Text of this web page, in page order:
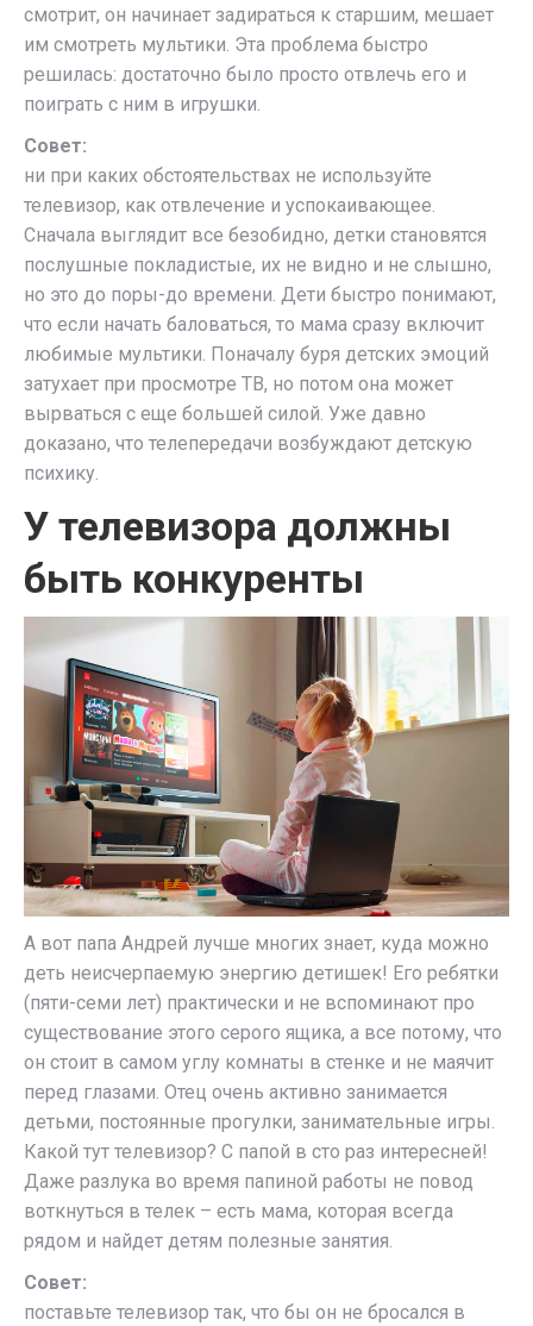
смотрит, он начинает задираться к старшим, мешает
им смотреть мультики. Эта проблема быстро
решилась: достаточно было просто отвлечь его и
поиграть с ним в игрушки.
Совет:
ни при каких обстоятельствах не используйте
телевизор, как отвлечение и успокаивающее.
Сначала выглядит все безобидно, детки становятся
послушные покладистые, их не видно и не слышно,
но это до поры-до времени. Дети быстро понимают,
что если начать баловаться, то мама сразу включит
любимые мультики. Поначалу буря детских эмоций
затухает при просмотре ТВ, но потом она может
вырваться с еще большей силой. Уже давно
доказано, что телепередачи возбуждают детскую
психику.
У телевизора должны
быть конкуренты
А вот папа Андрей лучше многих знает, куда можно
деть неисчерпаемую энергию детишек! Его ребятки
(пяти-семи лет) практически и не вспоминают про
существование этого серого ящика, а все потому, что
он стоит в самом углу комнаты в стенке и не маячит
перед глазами. Отец очень активно занимается
детьми, постоянные прогулки, занимательные игры.
Какой тут телевизор? С папой в сто раз интересней!
Даже разлука во время папиной работы не повод
воткнуться в телек – есть мама, которая всегда
рядом и найдет детям полезные занятия.
Совет:
поставьте телевизор так, что бы он не бросался в